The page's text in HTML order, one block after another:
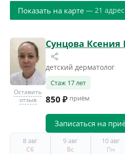
Показать на карте — 21 адрес
Оставить
отзыв
Сунцова Ксения
детский дерматолог
Стаж 17 лет
850 ₽ приём
Записаться на
8 авг
Сб
9 авг
Вс
10 авг
Пн